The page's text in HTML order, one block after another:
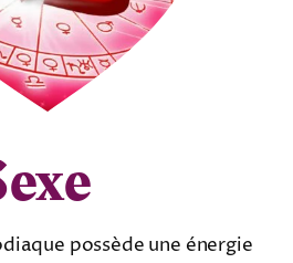
possède une énergie